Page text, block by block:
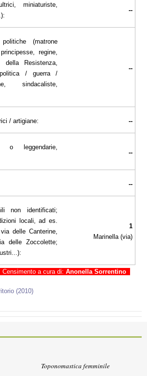
miniaturiste,
--
(matrone
regine,
della Resistenza,
/ guerra /
sindacaliste,
--
/ artigiane: --
o leggendarie,
--
--
non identificati;
locali, ad es.
delle Canterine,
delle Zoccolette;
1
Marinella (via)
Censimento a cura di: Anonella Sorrentino
(2010)
Toponomastica femminile